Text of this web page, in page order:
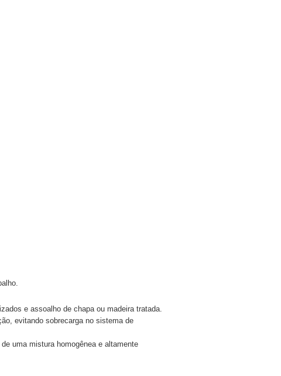
e assoalho de chapa ou madeira tratada.
evitando sobrecarga no sistema de
uma mistura homogênea e altamente